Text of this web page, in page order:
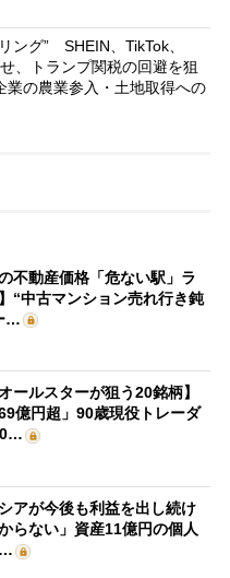
ング” SHEIN、TikTok、
、トランプ関税の回避を狙
の農業参入・土地取得への
の不動産価格「危ない駅」ラ
“中古マンション売れ行き鈍
…
ールスターが狙う20銘柄】
69億円超」90歳現役トレーダ
シアが今後も利益を出し続け
らない」資産11億円の個人
…